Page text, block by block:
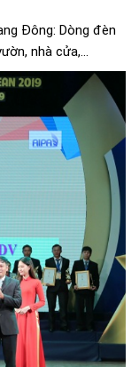
Đông: Dòng đèn
nhà cửa,...